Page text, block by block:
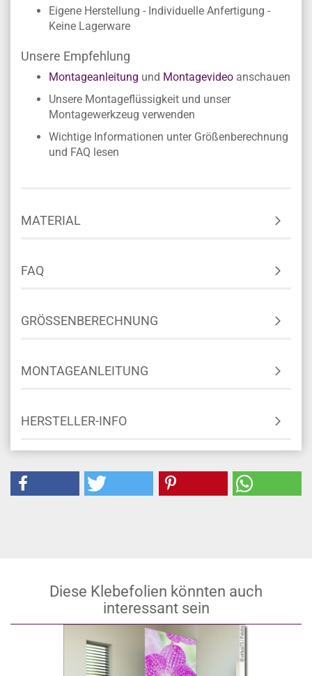
Eigene Herstellung - Individuelle Anfertigung -
Keine Lagerware
Unsere Empfehlung
Montageanleitung und Montagevideo anschauen
Unsere Montageflüssigkeit und unser
Montagewerkzeug verwenden
Wichtige Informationen unter Größenberechnung
und FAQ lesen
MATERIAL
FAQ
GRÖSSENBERECHNUNG
MONTAGEANLEITUNG
HERSTELLER-INFO
Diese Klebefolien könnten auch
interessant sein